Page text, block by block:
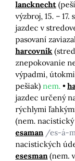
lancknecht
výzbroj, 15. – 17.
jazdec v
pasovaní
harcovník
znepokovanie
výpadmi,
pešiak) nem.
jazdec určený
rýchlymi
(nem.
esaman /es-á-
nacistických
esesman (nem.